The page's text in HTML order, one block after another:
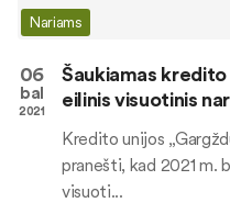
Nariams
06
bal
2021
Šaukiamas
eilinis visuotinis
Kredito unijos
pranešti, kad 2021 m.
visuoti...